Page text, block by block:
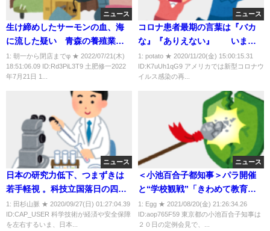
ニュース
生け締めしたサーモンの血、海
に流した疑い 青森の養殖業者
社長逮捕
1: 朝一から閉店までφ ★ 2022/07/21(木)
18:51:06.09 ID:Rd3PiL3T9 土肥修一2022
年7月21日 1...
ニュース
コロナ患者最期の言葉は『バカ
な』『ありえない』 いまだ
に『新型コロナは嘘』『単なる
風邪』『陰謀だ』と言う人も
1: potato ★ 2020/11/20(金) 15:00:15.31
ID:K7uUh1qG9 アメリカでは新型コロナウ
イルス感染の再...
ニュース
日本の研究力低下、つまずきは
若手軽視 。科技立国落日の四半
世紀
1: 田杉山脈 ★ 2020/09/27(日) 01:27:04.39
ID:CAP_USER 科学技術が経済や安全保障
を左右するいま、日本...
ニュース
＜小池百合子都知事＞パラ開催
と“学校観戦”「きわめて教育的
価値が高い」
1: Egg ★ 2021/08/20(金) 21:26:34.26
ID:aop765F59 東京都の小池百合子知事は
２０日の定例会見で、...